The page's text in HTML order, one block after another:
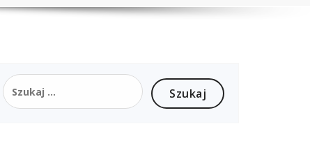
Szukaj: